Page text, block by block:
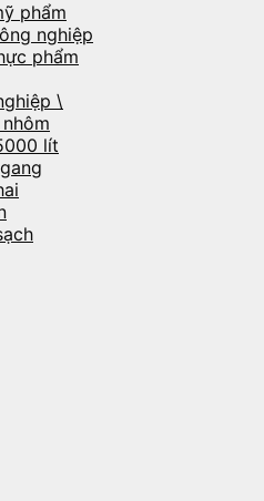
phẩm
nghiệp
phẩm
\
lít